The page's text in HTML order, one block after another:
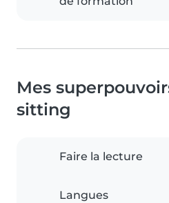
Mes
sitting
Faire la lecture
Langues